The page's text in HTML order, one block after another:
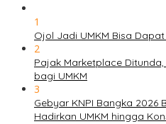
1
Ojol Jadi UMKM Bisa
2
Pajak Marketplace
bagi UMKM
3
Gebyar KNPI Bangka 2026
Hadirkan UMKM hingga